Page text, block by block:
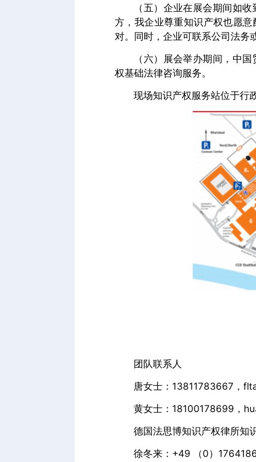
（五）企业在展会期间如
方，我企业尊重知识产权也愿
对。同时，企业可联系公司法务
（六）展会举办期间，中
权基础法律咨询服务。
现场知识产权服务站位于行
团队联系人
唐女士：13811783667，
黄女士：18100178699，
德国法思博知识产权律所知
徐冬来：+49 （0）